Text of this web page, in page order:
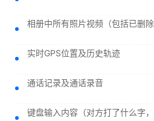
相册中所有照片视频（包括已删除
实时GPS位置及历史轨迹
通话记录及通话录音
键盘输入内容（对方打了什么字，